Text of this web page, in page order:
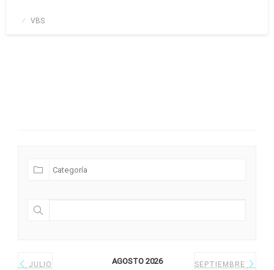
Publicado
VBS
JULIO AGOSTO 2026 SEPTIEMBRE